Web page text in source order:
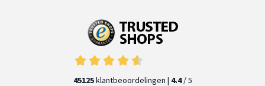
45125klantbeoordelingen | 4.4/ 5